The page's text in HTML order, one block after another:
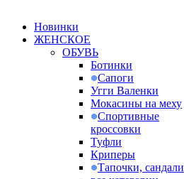
Новинки
ЖЕНСКОЕ
ОБУВЬ
Ботинки
Сапоги
Угги Валенки
Мокасины на меху
Спортивные
кроссовки
Туфли
Криперы
Тапочки, сандали